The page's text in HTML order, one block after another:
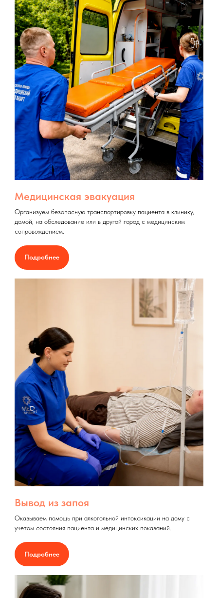
Медицинская эвакуация
Организуем безопасную транспортировку пациента в клинику,
домой, на обследование или в другой город с медицинским
сопровождением.
Подробнее
Вывод из запоя
Оказываем помощь при алкогольной интоксикации на дому с
учетом состояния пациента и медицинских показаний.
Подробнее